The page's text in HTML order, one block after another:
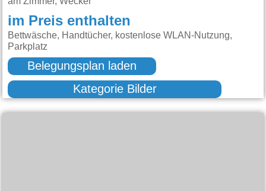
im Preis enthalten
Bettwäsche, Handtücher, kostenlose WLAN-Nutzung,
Parkplatz
Belegungsplan laden
Kategorie Bilder